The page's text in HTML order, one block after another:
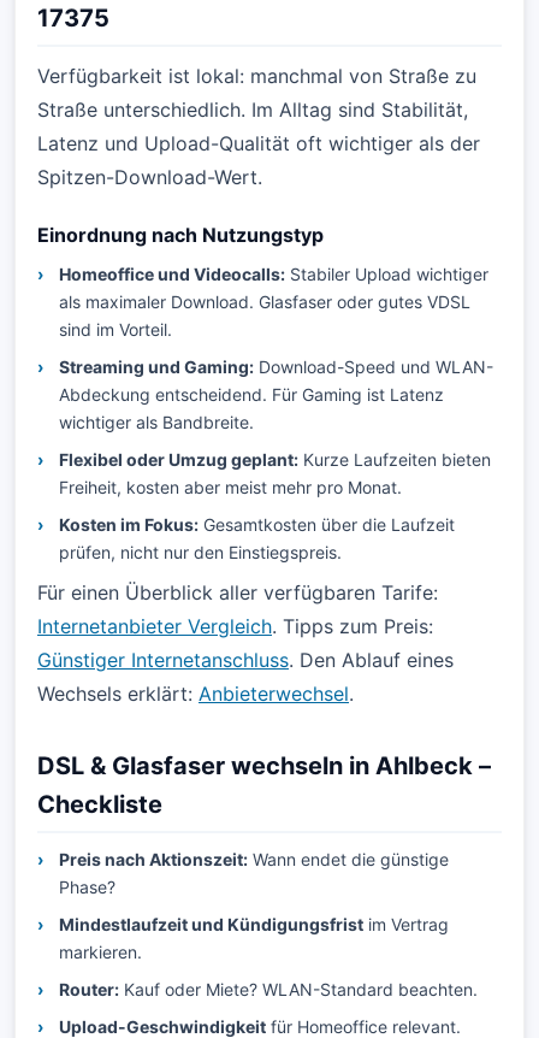
17375
Verfügbarkeit ist lokal: manchmal von Straße zu
Straße unterschiedlich. Im Alltag sind Stabilität,
Latenz und Upload-Qualität oft wichtiger als der
Spitzen-Download-Wert.
Einordnung nach Nutzungstyp
Homeoffice und Videocalls: Stabiler Upload wichtiger
als maximaler Download. Glasfaser oder gutes VDSL
sind im Vorteil.
Streaming und Gaming: Download-Speed und WLAN-
Abdeckung entscheidend. Für Gaming ist Latenz
wichtiger als Bandbreite.
Flexibel oder Umzug geplant: Kurze Laufzeiten bieten
Freiheit, kosten aber meist mehr pro Monat.
Kosten im Fokus: Gesamtkosten über die Laufzeit
prüfen, nicht nur den Einstiegspreis.
Für einen Überblick aller verfügbaren Tarife:
Internetanbieter Vergleich. Tipps zum Preis:
Günstiger Internetanschluss. Den Ablauf eines
Wechsels erklärt: Anbieterwechsel.
DSL & Glasfaser wechseln in Ahlbeck –
Checkliste
Preis nach Aktionszeit: Wann endet die günstige
Phase?
Mindestlaufzeit und Kündigungsfrist im Vertrag
markieren.
Router: Kauf oder Miete? WLAN-Standard beachten.
Upload-Geschwindigkeit für Homeoffice relevant.